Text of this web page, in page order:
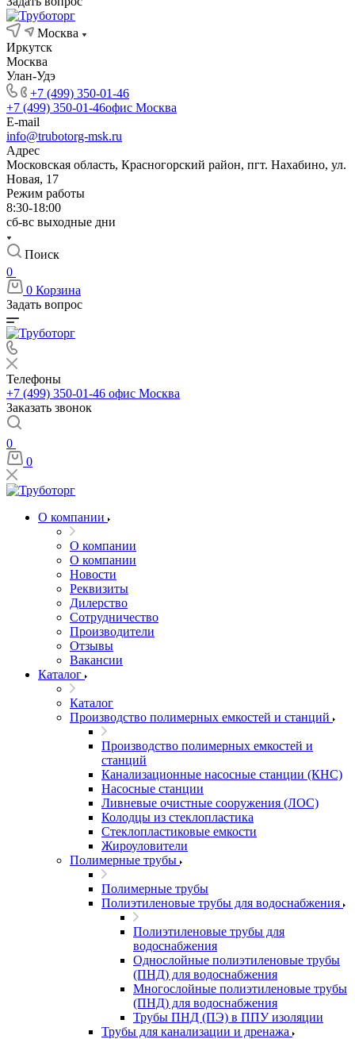
Москва
Иркутск
Москва
Улан-Удэ
+7 (499) 350-01-46
+7 (499) 350-01-46офис Москва
E-mail
info@trubotorg-msk.ru
Адрес
Московская область, Красногорский район, пгт. Нахабино, ул.
Новая, 17
Режим работы
8:30-18:00
сб-вс выходные дни
Поиск
0
0 Корзина
Задать вопрос
Телефоны
+7 (499) 350-01-46 офис Москва
Заказать звонок
0
0
О компании
О компании
О компании
Новости
Реквизиты
Дилерство
Сотрудничество
Производители
Отзывы
Вакансии
Каталог
Каталог
Производство полимерных емкостей и станций
Производство полимерных емкостей и
станций
Канализационные насосные станции (КНС)
Насосные станции
Ливневые очистные сооружения (ЛОС)
Колодцы из стеклопластика
Стеклопластиковые емкости
Жироуловители
Полимерные трубы
Полимерные трубы
Полиэтиленовые трубы для водоснабжения
Полиэтиленовые трубы для
водоснабжения
Однослойные полиэтиленовые трубы
(ПНД) для водоснабжения
Многослойные полиэтиленовые трубы
(ПНД) для водоснабжения
Трубы ПНД (ПЭ) в ППУ изоляции
Трубы для канализации и дренажа